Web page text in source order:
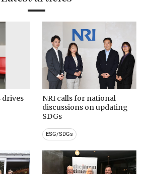
drives
NRI calls for national
discussions on updating
SDGs
ESG/SDGs